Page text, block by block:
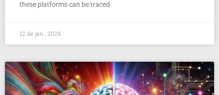
these platforms can be traced
12 de jan , 2025